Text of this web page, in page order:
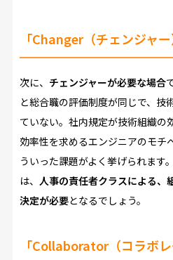
「Changer（チェンジャー
次に、 チェンジャーが必要な場合
と総合職の評価制度が同じで、技
ていない。社内規定が技術組織の
効率性を求めるエンジニアのモチ
ういった課題がよく挙げられます
は、 人事の責任者クラスによる、
決定が必要となるでしょう。
「Collaborator（コラボレ